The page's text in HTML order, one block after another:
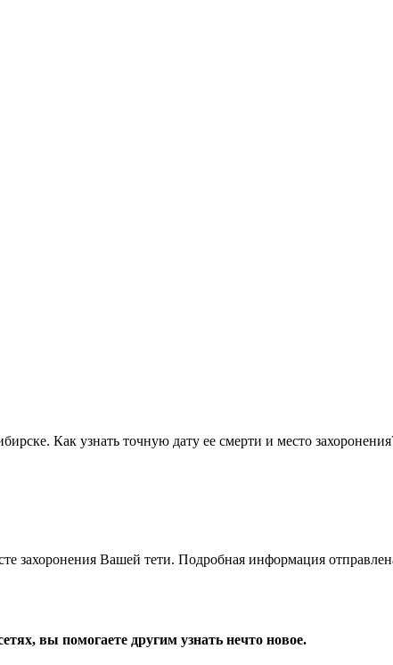
Как узнать точную дату ее смерти и место
захоронения Вашей тети. Подробная информация
вы помогаете другим узнать нечто новое.